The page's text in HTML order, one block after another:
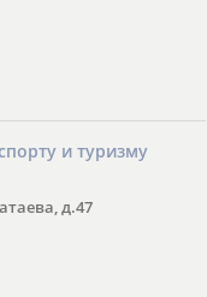
и туризму
д.47